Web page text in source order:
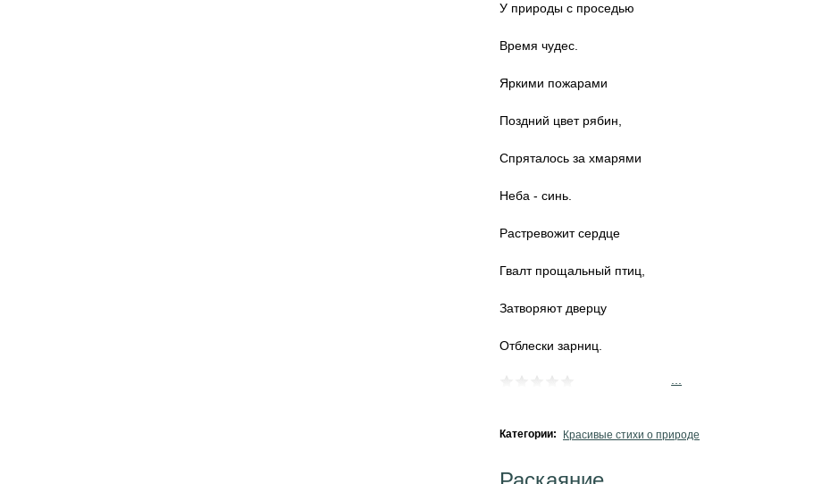
У природы с проседью
Время чудес.
Яркими пожарами
Поздний цвет рябин,
Спряталось за хмарями
Неба - синь.
Растревожит сердце
Гвалт прощальный птиц,
Затворяют дверцу
Отблески зарниц.
Категории: Красивые стихи о природе